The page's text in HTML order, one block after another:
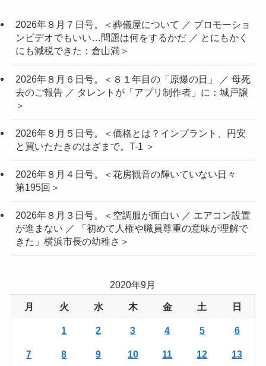
2026年８月７日号。＜葬儀屋について ／ プロモーショ
ンビデオでもいい…問題は何をするかだ ／ とにもかく
にも減税できた：倉山満＞
2026年８月６日号。＜８１年目の「原爆の日」 ／ 母死
去のご報告 ／ タレントが「アプリ制作者」に：城戸譲
＞
2026年８月５日号。＜価格とは？インプラント、円安
と買いたたきのはざまで。T-1 ＞
2026年８月４日号。＜花房観音の輝いていない日々
第195回＞
2026年８月３日号。＜空調服が面白い ／ エアコン設置
が進まない ／ 「初めて人権や職員尊重の意味が理解で
きた」横浜市長の幼稚さ＞
2020年9月
月 火 水 木 金 土 日
1 2 3 4 5 6
7 8 9 10 11 12 13